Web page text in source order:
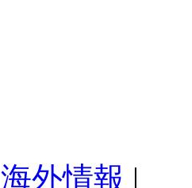
海外情報 |